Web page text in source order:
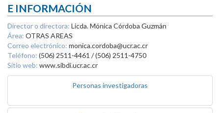
E INFORMACIÓN
Director o directora: Licda. Mónica Córdoba Guzmán
Área: OTRAS AREAS
Correo electrónico: monica.cordoba@ucr.ac.cr
Teléfono: (506) 2511-4461 / (506) 2511-4750
Sitio web: www.sibdi.ucr.ac.cr
Personas investigadoras